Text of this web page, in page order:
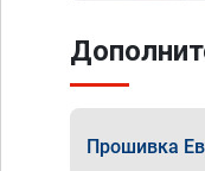
Прошивка